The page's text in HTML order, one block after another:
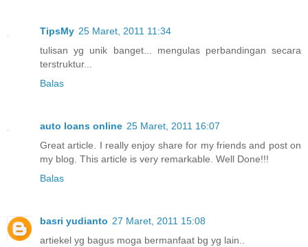
TipsMy 25 Maret, 2011 11:34
tulisan yg unik banget... mengulas perbandingan secara
terstruktur...
Balas
auto loans online 25 Maret, 2011 16:07
Great article. I really enjoy share for my friends and post on
my blog. This article is very remarkable. Well Done!!!
Balas
basri yudianto 27 Maret, 2011 15:08
artiekel yg bagus moga bermanfaat bg yg lain..